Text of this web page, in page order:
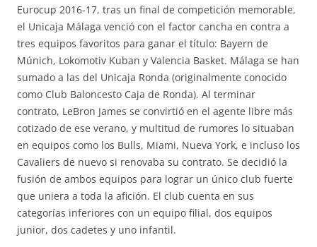
Eurocup 2016-17, tras un final de competición memorable,
el Unicaja Málaga venció con el factor cancha en contra a
tres equipos favoritos para ganar el título: Bayern de
Múnich, Lokomotiv Kuban y Valencia Basket. Málaga se han
sumado a las del Unicaja Ronda (originalmente conocido
como Club Baloncesto Caja de Ronda). Al terminar
contrato, LeBron James se convirtió en el agente libre más
cotizado de ese verano, y multitud de rumores lo situaban
en equipos como los Bulls, Miami, Nueva York, e incluso los
Cavaliers de nuevo si renovaba su contrato. Se decidió la
fusión de ambos equipos para lograr un único club fuerte
que uniera a toda la afición. El club cuenta en sus
categorías inferiores con un equipo filial, dos equipos
junior, dos cadetes y uno infantil.